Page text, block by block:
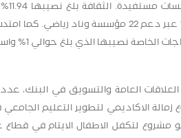
الذي بلغ حوالي 1% واستفادت منه خمس جهات خيرية.
زمالة الاكاديمي لتطوير التعليم